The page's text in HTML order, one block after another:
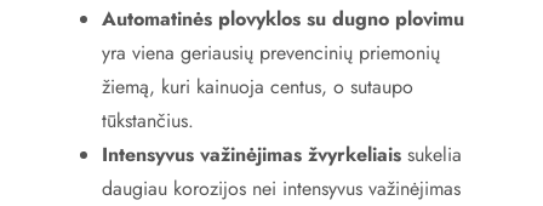
Automatinės plovyklos su dugno plovimu
yra viena geriausių prevencinių priemonių
žiemą, kuri kainuoja centus, o sutaupo
tūkstančius.
Intensyvus važinėjimas žvyrkeliais sukelia
daugiau korozijos nei intensyvus važinėjimas